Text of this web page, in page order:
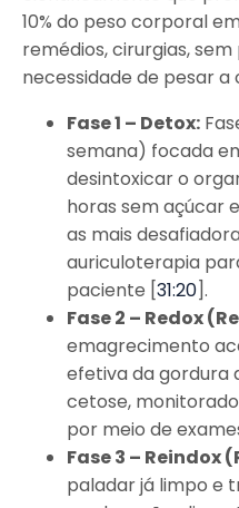
10% do peso corporal
remédios, cirurgias,
necessidade de pesar a
Fase 1 – Detox:
semana) focada
desintoxicar o
horas sem açúcar
as mais
auriculoterapia
paciente [31:20].
Fase 2 – Redox
emagrecimento
efetiva da gordura
cetose,
por meio de
Fase 3 – Reindox
paladar já limpo e